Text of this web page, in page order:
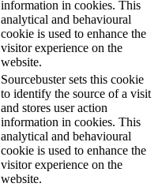
information in cookies. This
analytical and behavioural
cookie is used to enhance the
visitor experience on the
website.
Sourcebuster sets this cookie
to identify the source of a visit
and stores user action
information in cookies. This
analytical and behavioural
cookie is used to enhance the
visitor experience on the
website.